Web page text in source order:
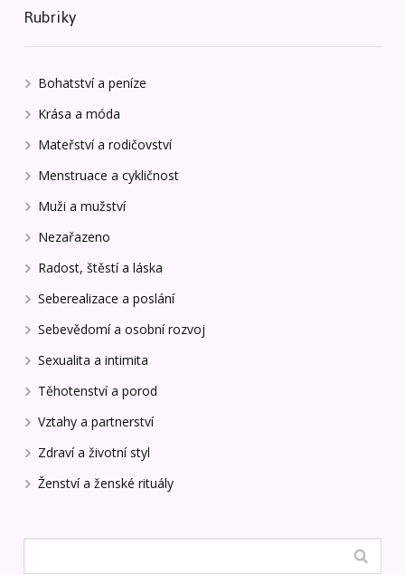
Rubriky
Bohatství a peníze
Krása a móda
Mateřství a rodičovství
Menstruace a cykličnost
Muži a mužství
Nezařazeno
Radost, štěstí a láska
Seberealizace a poslání
Sebevědomí a osobní rozvoj
Sexualita a intimita
Těhotenství a porod
Vztahy a partnerství
Zdraví a životní styl
Ženství a ženské rituály